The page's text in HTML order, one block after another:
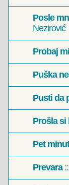
Posle
Nezirović
Probaj
Puška
Pusti da
Prošla si
Pet
Prevara::